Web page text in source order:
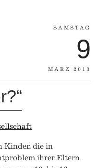
SAMSTAG
9
MÄRZ 2013
Kinder, die in
ihrer Eltern